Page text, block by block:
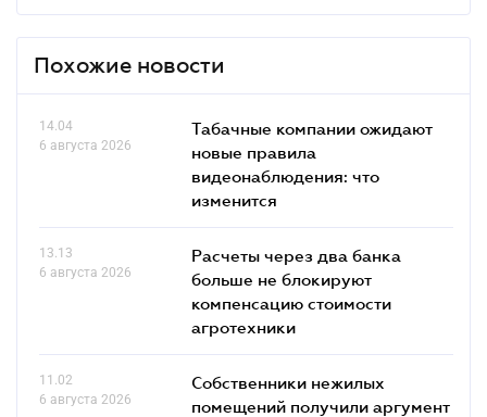
Похожие новости
14.04
6 августа 2026
Табачные компании ожидают
новые правила
видеонаблюдения: что
изменится
13.13
6 августа 2026
Расчеты через два банка
больше не блокируют
компенсацию стоимости
агротехники
11.02
6 августа 2026
Собственники нежилых
помещений получили аргумент